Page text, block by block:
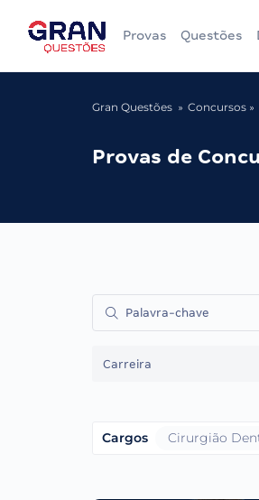
Provas Questões
Gran Questões Concursos
Provas de
Carreira
Cargos Cirurgião